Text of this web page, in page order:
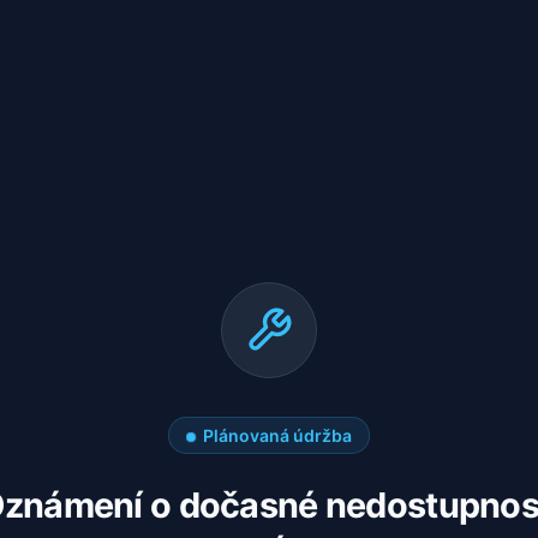
Plánovaná údržba
o dočasné